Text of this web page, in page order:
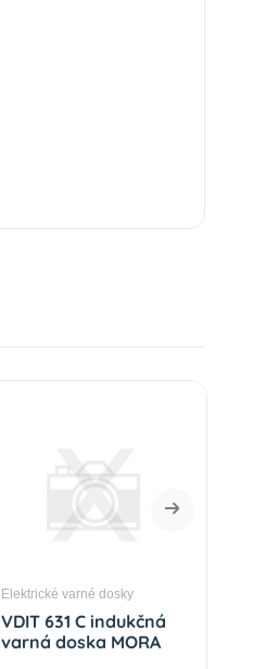
Elektrické varné dosky
VDIT 631 C indukčná
varná doska MORA